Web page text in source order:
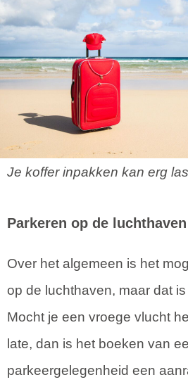
Je koffer inpakken kan erg
Parkeren op de luchthaven
Over het algemeen is het
op de luchthaven, maar dat
Mocht je een vroege vlucht
late, dan is het boeken van
parkeergelegenheid een